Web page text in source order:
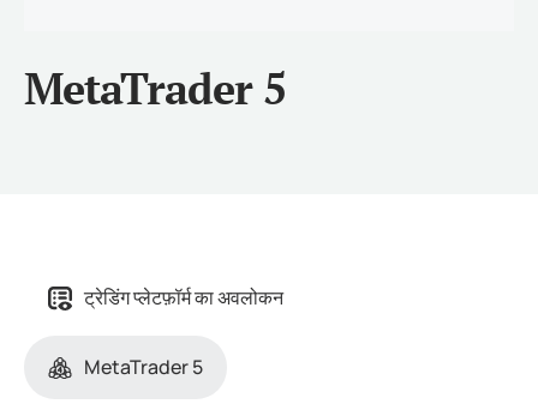
प्रोमोशन
MetaTrader 5
ट्रेडिंग प्लेटफ़ॉर्म का अवलोकन
MetaTrader 5